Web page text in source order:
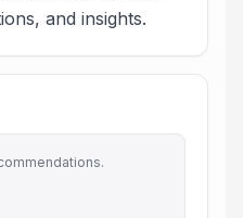
and insights.